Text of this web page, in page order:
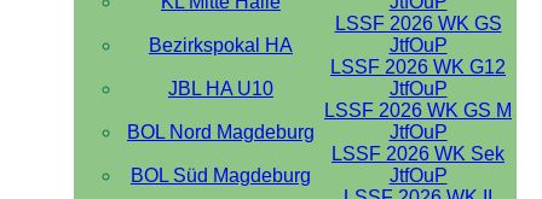
Bezirkspokal HA
LSSF 2026 WK GS
JtfOuP
JBL HA U10
LSSF 2026 WK G12
JtfOuP
BOL Nord Magdeburg
LSSF 2026 WK GS M
JtfOuP
BOL Süd Magdeburg
LSSF 2026 WK Sek
JtfOuP